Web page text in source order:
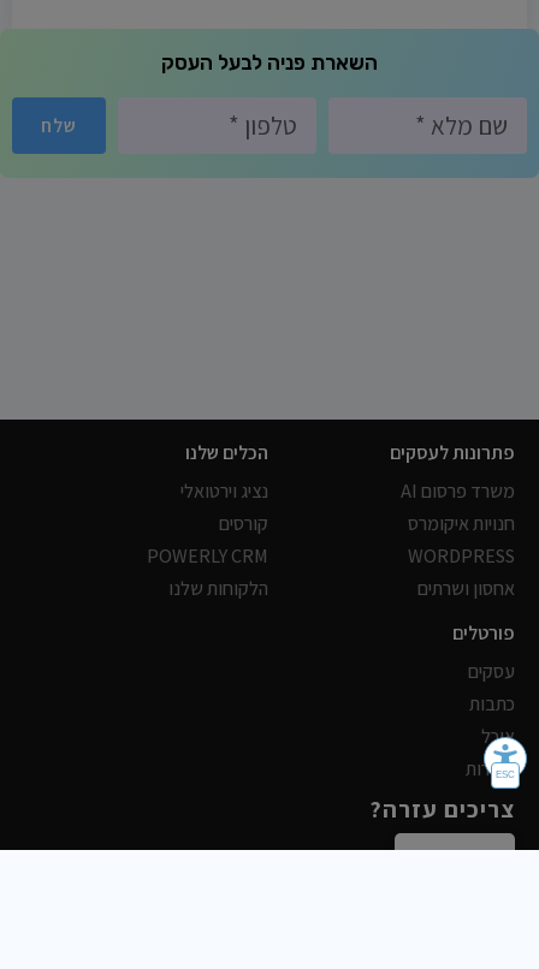
השארת פניה לבעל העסק
שלח
פתרונות לעסקים
משרד פרסום AI
חנויות איקומרס
WORDPRESS
אחסון ושרתים
הכלים שלנו
נציג וירטואלי
קורסים
POWERLY CRM
הלקוחות שלנו
פורטלים
עסקים
כתבות
אוכל
משרות
צריכים עזרה?
שלח פניה